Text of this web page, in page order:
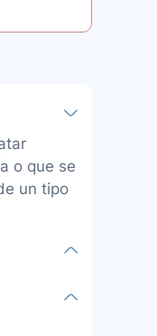
o que se
un tipo